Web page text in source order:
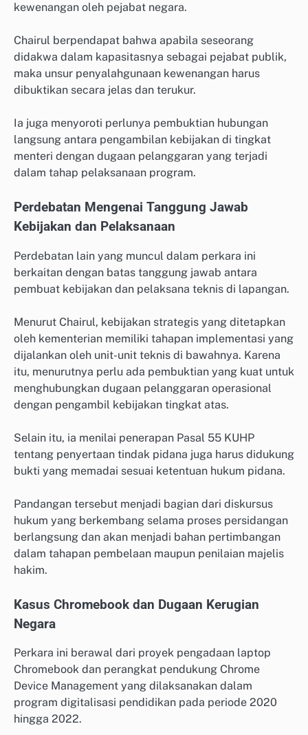
kewenangan oleh pejabat negara.
Chairul berpendapat bahwa apabila seseorang
didakwa dalam kapasitasnya sebagai pejabat publik,
maka unsur penyalahgunaan kewenangan harus
dibuktikan secara jelas dan terukur.
Ia juga menyoroti perlunya pembuktian hubungan
langsung antara pengambilan kebijakan di tingkat
menteri dengan dugaan pelanggaran yang terjadi
dalam tahap pelaksanaan program.
Perdebatan Mengenai Tanggung Jawab
Kebijakan dan Pelaksanaan
Perdebatan lain yang muncul dalam perkara ini
berkaitan dengan batas tanggung jawab antara
pembuat kebijakan dan pelaksana teknis di lapangan.
Menurut Chairul, kebijakan strategis yang ditetapkan
oleh kementerian memiliki tahapan implementasi yang
dijalankan oleh unit-unit teknis di bawahnya. Karena
itu, menurutnya perlu ada pembuktian yang kuat untuk
menghubungkan dugaan pelanggaran operasional
dengan pengambil kebijakan tingkat atas.
Selain itu, ia menilai penerapan Pasal 55 KUHP
tentang penyertaan tindak pidana juga harus didukung
bukti yang memadai sesuai ketentuan hukum pidana.
Pandangan tersebut menjadi bagian dari diskursus
hukum yang berkembang selama proses persidangan
berlangsung dan akan menjadi bahan pertimbangan
dalam tahapan pembelaan maupun penilaian majelis
hakim.
Kasus Chromebook dan Dugaan Kerugian
Negara
Perkara ini berawal dari proyek pengadaan laptop
Chromebook dan perangkat pendukung Chrome
Device Management yang dilaksanakan dalam
program digitalisasi pendidikan pada periode 2020
hingga 2022.